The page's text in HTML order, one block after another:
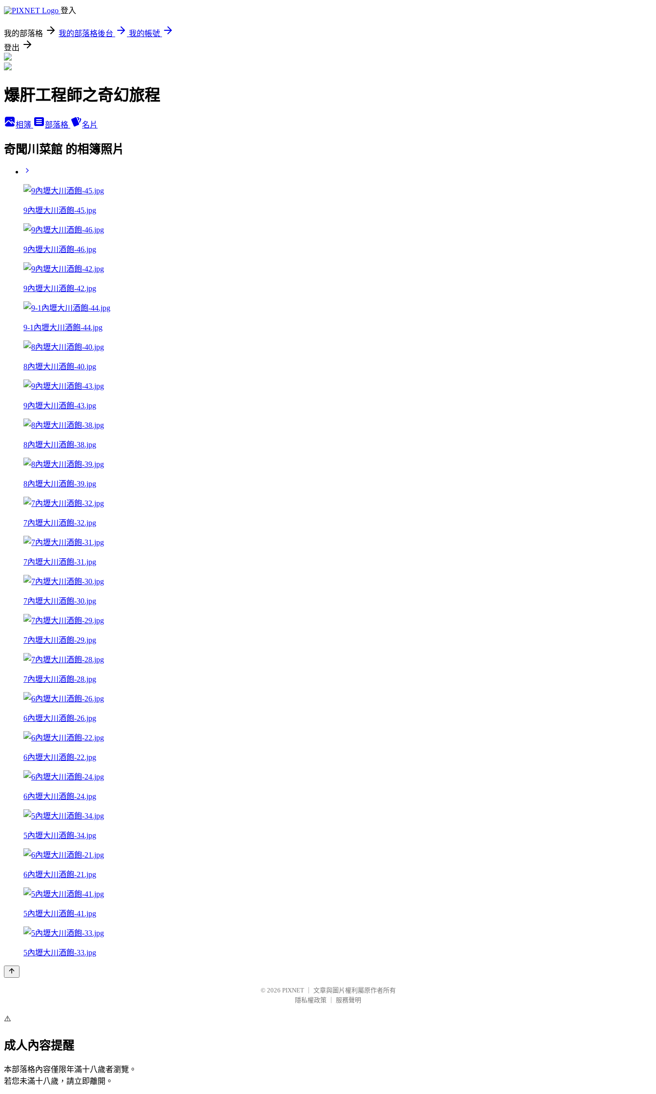
登入
我的部落格 我的部落格後台
我的帳號
登出
爆肝工程師之奇幻旅程
相簿 部落格 名片
奇聞川菜館 的相簿照片
9內壢大川酒飽-45.jpg
9內壢大川酒飽-46.jpg
9內壢大川酒飽-42.jpg
9-1內壢大川酒飽-44.jpg
8內壢大川酒飽-40.jpg
9內壢大川酒飽-43.jpg
8內壢大川酒飽-38.jpg
8內壢大川酒飽-39.jpg
7內壢大川酒飽-32.jpg
7內壢大川酒飽-31.jpg
7內壢大川酒飽-30.jpg
7內壢大川酒飽-29.jpg
7內壢大川酒飽-28.jpg
6內壢大川酒飽-26.jpg
6內壢大川酒飽-22.jpg
6內壢大川酒飽-24.jpg
5內壢大川酒飽-34.jpg
6內壢大川酒飽-21.jpg
5內壢大川酒飽-41.jpg
5內壢大川酒飽-33.jpg
© 2026 PIXNET
文章與圖片權利屬原作者所有
隱私權政策
服務聲明
⚠️
成人內容提醒
本部落格內容僅限年滿十八歲者瀏覽。
若您未滿十八歲，請立即離開。